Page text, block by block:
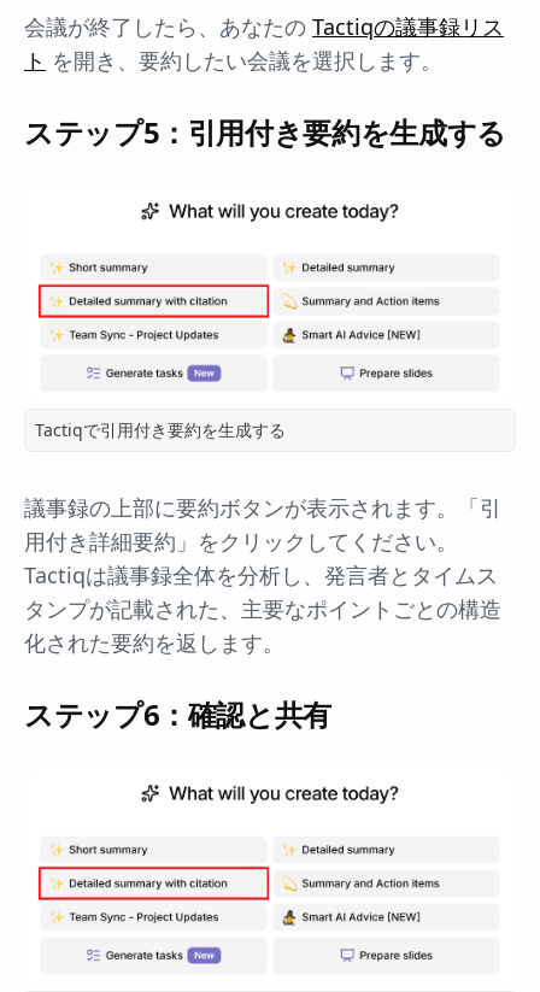
会議が終了したら、あなたの Tactiqの議事録リス
ト を開き、要約したい会議を選択します。
ステップ5：引用付き要約を生成する
Tactiqで引用付き要約を生成する
議事録の上部に要約ボタンが表示されます。「引
用付き詳細要約」をクリックしてください。
Tactiqは議事録全体を分析し、発言者とタイムス
タンプが記載された、主要なポイントごとの構造
化された要約を返します。
ステップ6：確認と共有